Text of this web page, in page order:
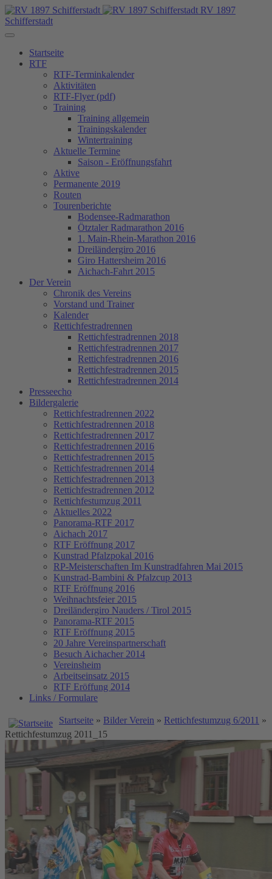
RV 1897
Schifferstadt
Startseite
RTF
RTF-Terminkalender
Aktivitäten
RTF-Flyer (pdf)
Training
Training allgemein
Trainingskalender
Wintertraining
Aktuelle Termine
Saison - Eröffnungsfahrt
Aktive
Permanente 2019
Routen
Tourenberichte
Bodensee-Radmarathon
Ötztaler Radmarathon 2016
1. Main-Rhein-Marathon 2016
Dreiländergiro 2016
Giro Hattersheim 2016
Aichach-Fahrt 2015
Der Verein
Chronik des Vereins
Vorstand und Trainer
Kalender
Rettichfestradrennen
Rettichfestradrennen 2018
Rettichfestradrennen 2017
Rettichfestradrennen 2016
Rettichfestradrennen 2015
Rettichfestradrennen 2014
Presseecho
Bildergalerie
Rettichfestradrennen 2022
Rettichfestradrennen 2018
Rettichfestradrennen 2017
Rettichfestradrennen 2016
Rettichfestradrennen 2015
Rettichfestradrennen 2014
Rettichfestradrennen 2013
Rettichfestradrennen 2012
Rettichfestumzug 2011
Aktuelles 2022
Panorama-RTF 2017
Aichach 2017
RTF Eröffnung 2017
Kunstrad Pfalzpokal 2016
RP-Meisterschaften Im Kunstradfahren Mai 2015
Kunstrad-Bambini & Pfalzcup 2013
RTF Eröffnung 2016
Weihnachtsfeier 2015
Dreiländergiro Nauders / Tirol 2015
Panorama-RTF 2015
RTF Eröffnung 2015
20 Jahre Vereinspartnerschaft
Besuch Aichacher 2014
Vereinsheim
Arbeitseinsatz 2015
RTF Eröffung 2014
Links / Formulare
Startseite » Bilder Verein » Rettichfestumzug 6/2011 »
Rettichfestumzug 2011_15